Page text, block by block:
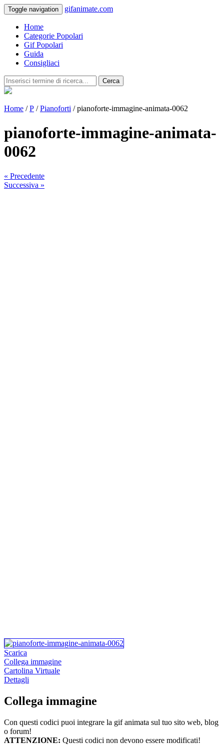
Toggle navigation gifanimate.com
Home
Categorie Popolari
Gif Popolari
Guida
Consigliaci
Cerca
Home /P /Pianoforti / pianoforte-immagine-animata-0062
pianoforte-immagine-animata-
0062
« Precedente
Successiva »
Scarica
Collega immagine
Cartolina Virtuale
Dettagli
Collega immagine
Con questi codici puoi integrare la gif animata sul tuo sito web, blog
o forum!
ATTENZIONE: Questi codici non devono essere modificati!